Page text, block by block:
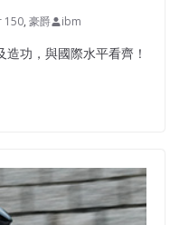
150, 豪爵 ibm
功，與國際水平看齊！